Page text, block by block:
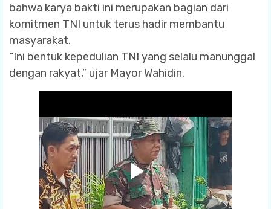
bahwa karya bakti ini merupakan bagian dari
komitmen TNI untuk terus hadir membantu
masyarakat.
“Ini bentuk kepedulian TNI yang selalu manunggal
dengan rakyat,” ujar Mayor Wahidin.